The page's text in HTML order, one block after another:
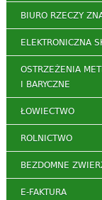
BIURO RZECZY
ELEKTRONICZNA
OSTRZEŻENIA
I BARYCZNE
ŁOWIECTWO
ROLNICTWO
BEZDOMNE
E-FAKTURA